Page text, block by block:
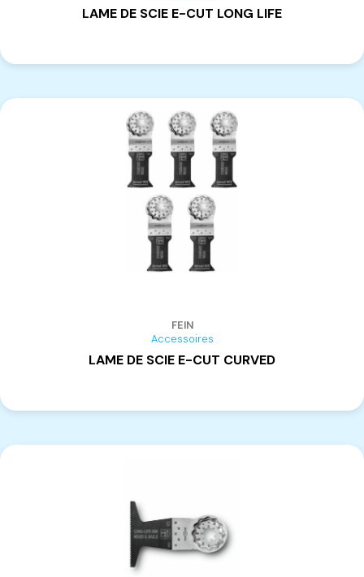
LAME DE SCIE E-CUT LONG LIFE
FEIN
Accessoires
LAME DE SCIE E-CUT CURVED